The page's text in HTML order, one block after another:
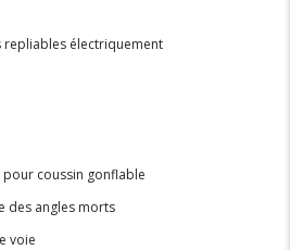
repliables électriquement
coussin gonflable
des angles morts
voie